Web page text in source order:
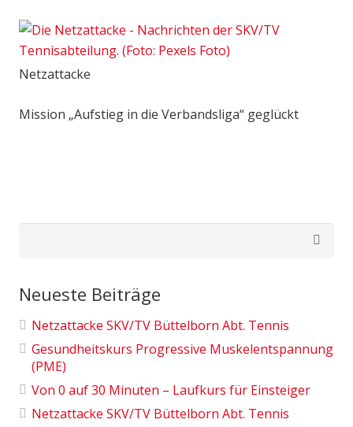
Netzattacke
Mission „Aufstieg in die Verbandsliga“ geglückt
Neueste Beiträge
Netzattacke SKV/TV Büttelborn Abt. Tennis
Gesundheitskurs Progressive Muskelentspannung
(PME)
Von 0 auf 30 Minuten – Laufkurs für Einsteiger
Netzattacke SKV/TV Büttelborn Abt. Tennis